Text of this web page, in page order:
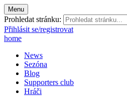
Menu
Prohledat stránku:
Přihlásit se/registrovat
home
News
Sezóna
Blog
Supporters club
Hráči